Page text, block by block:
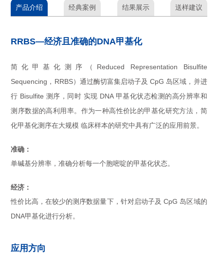
产品介绍 经典案例 结果展示 送样建议
RRBS—经济且准确的DNA甲基化
简化甲基化测序（Reduced Representation Bisulfite
Sequencing，RRBS）通过酶切富集启动子及 CpG 岛区域，并进
行 Bisulfite 测序，同时 实现 DNA 甲基化状态检测的高分辨率和
测序数据的高利用率。作为一种高性价比的甲基化研究方法，简
化甲基化测序在大规模 临床样本的研究中具有广泛的应用前景。
准确：
单碱基分辨率，准确分析每一个胞嘧啶的甲基化状态。
经济：
性价比高，在较少的测序数据量下，针对启动子及 CpG 岛区域的
DNA甲基化进行分析。
应用方向